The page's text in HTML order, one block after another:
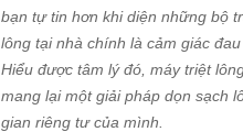
bạn tự tin hơn khi diện những bộ
lông tại nhà chính là cảm giác
Hiểu được tâm lý đó, máy triệt
mang lại một giải pháp dọn sạch
gian riêng tư của mình.